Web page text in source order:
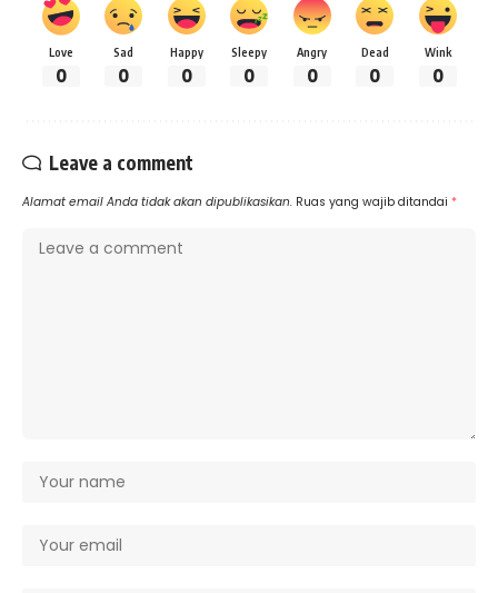
Love
0
Sad
0
Happy
0
Sleepy
0
Angry
0
Dead
0
Wink
0
Leave a comment
Alamat email Anda tidak akan dipublikasikan. Ruas yang wajib ditandai *